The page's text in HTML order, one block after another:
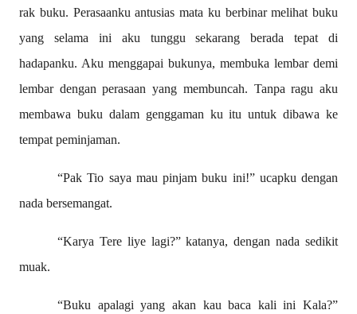
rak buku. Perasaanku antusias mata ku berbinar melihat buku
yang selama ini aku tunggu sekarang berada tepat di
hadapanku. Aku menggapai bukunya, membuka lembar demi
lembar dengan perasaan yang membuncah. Tanpa ragu aku
membawa buku dalam genggaman ku itu untuk dibawa ke
tempat peminjaman.
“Pak Tio saya mau pinjam buku ini!” ucapku dengan
nada bersemangat.
“Karya Tere liye lagi?” katanya, dengan nada sedikit
muak.
“Buku apalagi yang akan kau baca kali ini Kala?”